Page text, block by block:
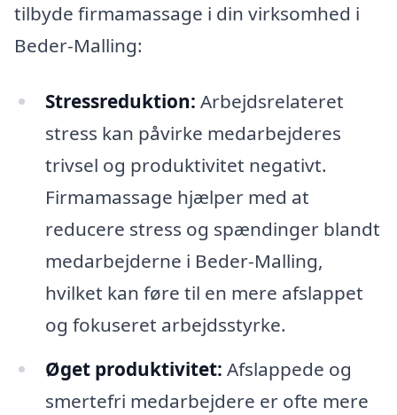
tilbyde firmamassage i din virksomhed i
Beder-Malling:
Stressreduktion: Arbejdsrelateret
stress kan påvirke medarbejderes
trivsel og produktivitet negativt.
Firmamassage hjælper med at
reducere stress og spændinger blandt
medarbejderne i Beder-Malling,
hvilket kan føre til en mere afslappet
og fokuseret arbejdsstyrke.
Øget produktivitet: Afslappede og
smertefri medarbejdere er ofte mere